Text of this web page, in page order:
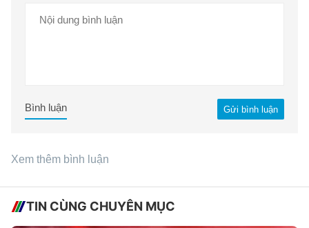
Gửi bình luận
Bình luận
Xem thêm bình luận
TIN CÙNG CHUYÊN MỤC